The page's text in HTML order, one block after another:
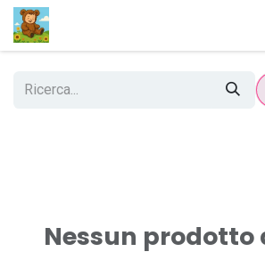
Passa al contenuto
Nessun prodotto